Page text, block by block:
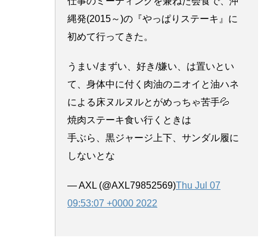
縄発(2015～)の『やっぱりステーキ』に
初めて行ってきた。
うまい/まずい、好き/嫌い、は置いとい
て、身体中に付く肉油のニオイと油ハネ
による床ヌルヌルとがめっちゃ苦手💦
焼肉ステーキ食い行くときは
手ぶら、黒ジャージ上下、サンダル履に
しないとな
— AXL (@AXL79852569)Thu Jul 07
09:53:07 +0000 2022